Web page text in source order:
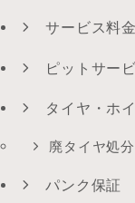
サービス料
ピットサー
タイヤ・ホ
廃タイヤ処分
パンク保証